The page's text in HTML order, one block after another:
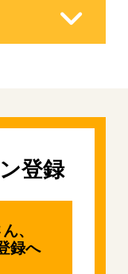
登録
、
録へ